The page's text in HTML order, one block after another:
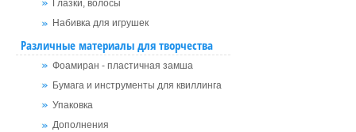
Глазки, волосы
Набивка для игрушек
Различные материалы для творчества
Фоамиран - пластичная замша
Бумага и инструменты для квиллинга
Упаковка
Дополнения